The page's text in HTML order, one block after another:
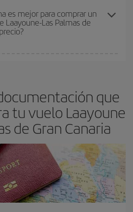
de viaje. La tarifa básica, te
es mejor para comprar un
Laayoune-Las Palmas de
Además, si buscas los vuelos con
viaje un poco abiertos, podráselegir
que
tu vuelo Laayoune
de Gran Canaria